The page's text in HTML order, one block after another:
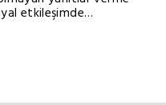
etkileşimde…